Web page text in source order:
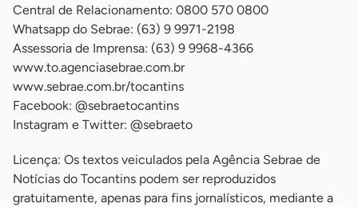
Central de Relacionamento: 0800 570 0800
Whatsapp do Sebrae: (63) 9 9971-2198
Assessoria de Imprensa: (63) 9 9968-4366
www.to.agenciasebrae.com.br
www.sebrae.com.br/tocantins
Facebook: @sebraetocantins
Instagram e Twitter: @sebraeto
Licença: Os textos veiculados pela Agência Sebrae de
Notícias do Tocantins podem ser reproduzidos
gratuitamente, apenas para fins jornalísticos, mediante a